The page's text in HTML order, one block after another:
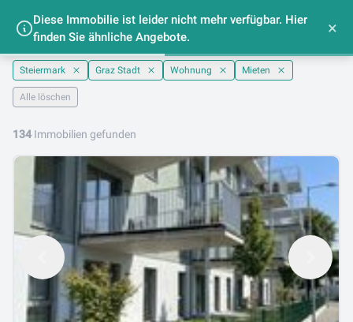
Wohnungen mieten im Bezirk Graz(Stadt) -
lib.at
Steiermark Graz Stadt Wohnung Mieten
Alle löschen
134 Immobilien gefunden
Diese Immobilie ist leider nicht mehr verfügbar. Hier
finden Sie ähnliche Angebote.
×